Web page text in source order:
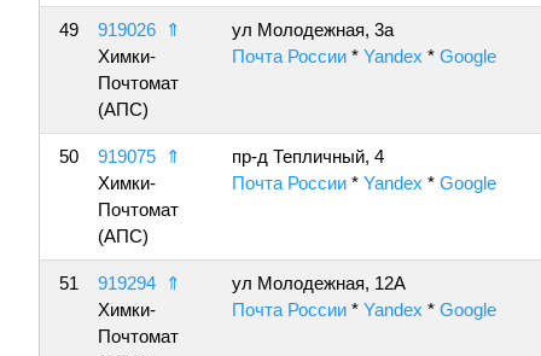
49 919026
⇑
Химки-
Почтомат
(АПС)
ул Молодежная, 3а
Почта России * Yandex * Google
50 919075
⇑
Химки-
Почтомат
(АПС)
пр-д Тепличный, 4
Почта России * Yandex * Google
51 919294
⇑
Химки-
Почтомат
ул Молодежная, 12А
Почта России * Yandex * Google